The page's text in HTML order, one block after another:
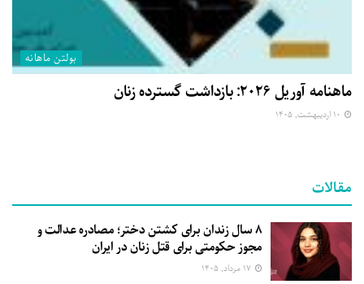
بولتن ماهانه
ماهنامه آوریل ۲۰۲۶: بازداشت گسترده زنان
مقالات
۸ سال زندان برای کشتن دختر؛ مصادره عدالت و
مجوز حکومتی برای قتل زنان در ایران